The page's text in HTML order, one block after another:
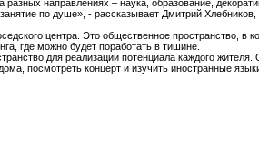
направлениях – наука, образование,
по душе», - рассказывает Дмитрий
центра. Это общественное пространство, в
где можно будет поработать в тишине.
для реализации потенциала каждого
посмотреть концерт и изучить иностранные